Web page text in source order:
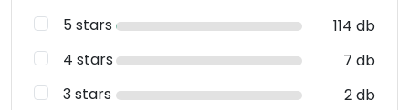
5 stars
114 db
4 stars
7 db
3 stars
2 db